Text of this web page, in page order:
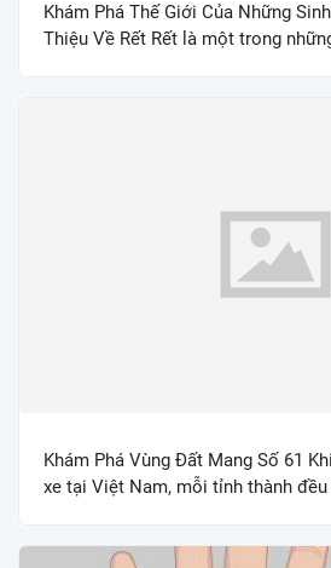
Khám Phá Thế Giới Của Những
Thiệu Về Rết Rết là một trong
Khám Phá Vùng Đất Mang Số 61
xe tại Việt Nam, mỗi tỉnh thành đều